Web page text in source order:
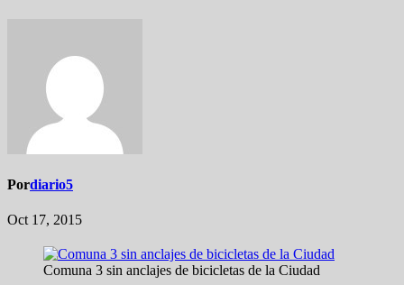
Pordiario5
Oct 17, 2015
Comuna 3 sin anclajes de bicicletas de la Ciudad